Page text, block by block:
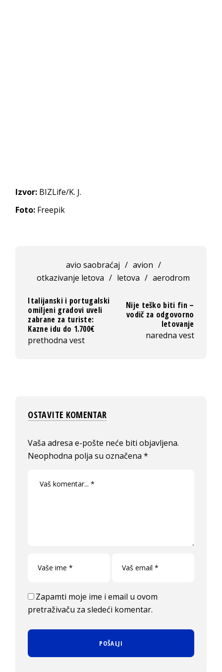
Izvor: BIZLife/K. J.
Foto: Freepik
avio saobraćaj / avion /
otkazivanje letova / letova / aerodrom
Italijanski i portugalski
omiljeni gradovi uveli
zabrane za turiste:
Kazne idu do 1.700€
prethodna vest
Nije teško biti fin –
vodič za odgovorno
letovanje
naredna vest
OSTAVITE KOMENTAR
Vaša adresa e-pošte neće biti objavljena.
Neophodna polja su označena*
Zapamti moje ime i email u ovom
pretraživaču za sledeći komentar.